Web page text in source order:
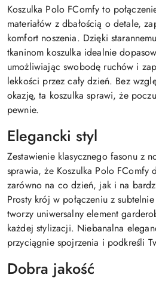
Koszulka Polo FComfy to
materiałów z dbałością o detale,
komfort noszenia. Dzięki
tkaninom koszulka idealnie
umożliwiając swobodę ruchów i
lekkości przez cały dzień. Bez
okazję, ta koszulka sprawi, że
pewnie.
Elegancki styl
Zestawienie klasycznego fasonu z
sprawia, że Koszulka Polo FComfy
zarówno na co dzień, jak i na
Prosty krój w połączeniu z
tworzy uniwersalny element
każdej stylizacji. Niebanalna
przyciągnie spojrzenia i podkreśli
Dobra jakość